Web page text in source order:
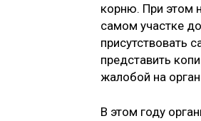
корню. При этом
самом участке
присутствовать
представить
жалобой на
В этом году